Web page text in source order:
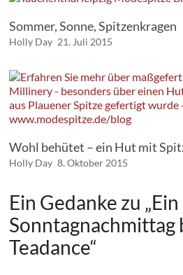
Sommer, Sonne, Spitzenkragen
Holly Day 21. Juli 2015
Wohl behütet – ein Hut mit
Holly Day 8. Oktober 2015
Ein Gedanke zu „
Sonntagnachmittag
Teadance“